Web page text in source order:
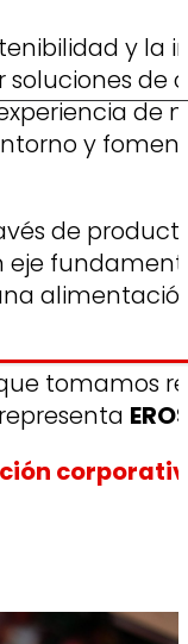
y la
de
de
y
de
eje
tomamos